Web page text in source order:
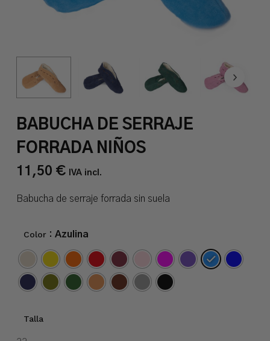
BABUCHA DE SERRAJE
FORRADA NIÑOS
11,50 € IVA incl.
Babucha de serraje forrada sin suela
Color : Azulina
Talla